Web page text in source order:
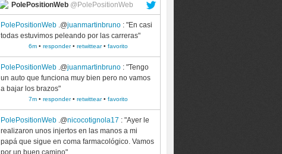
PolePositionWeb @PolePositionWeb
PolePositionWeb .@juanmartinbruno : "En casi
todas estuvimos peleando por las carreras"
6m• responder• retwittear• favorito
PolePositionWeb .@juanmartinbruno : "Tengo
un auto que funciona muy bien pero no vamos
a bajar los brazos"
7m• responder• retwittear• favorito
PolePositionWeb .@nicocotignola17 : "Ayer le
realizaron unos injertos en las manos a mi
papá que sigue en coma farmacológico. Vamos
por un buen camino"